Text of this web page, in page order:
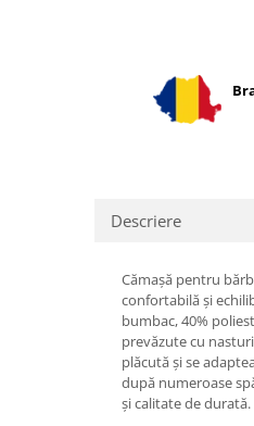
Descriere
Cămașă pentru
confortabilă și
bumbac, 40%
prevăzute cu
plăcută și se
după numeroase
și calitate de durată.